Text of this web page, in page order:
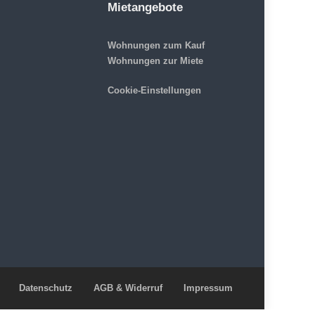
Mietangebote
Wohnungen zum Kauf
Wohnungen zur Miete
Cookie-Einstellungen
Datenschutz AGB & Widerruf Impressum